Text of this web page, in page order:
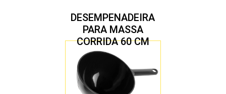
DESEMPENADEIRA
PARA MASSA
CORRIDA 60 CM